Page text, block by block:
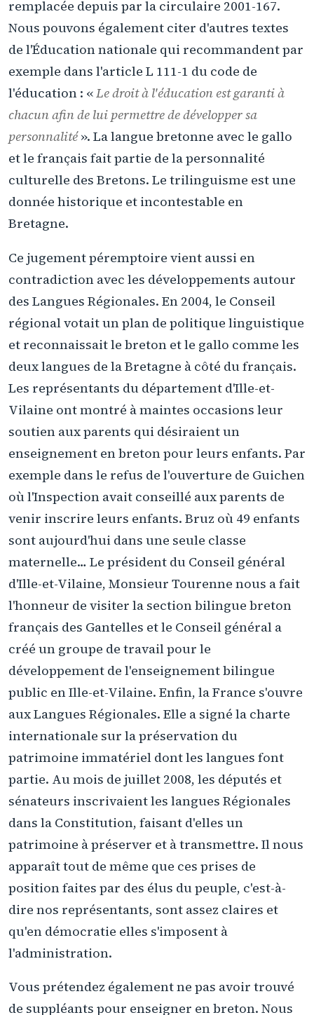
remplacée depuis par la circulaire 2001-167.
Nous pouvons également citer d'autres textes
de l'Éducation nationale qui recommandent par
exemple dans l'article L 111-1 du code de
l'éducation : «Le droit à l'éducation est garanti à
chacun afin de lui permettre de développer sa
personnalité». La langue bretonne avec le gallo
et le français fait partie de la personnalité
culturelle des Bretons. Le trilinguisme est une
donnée historique et incontestable en
Bretagne.
Ce jugement péremptoire vient aussi en
contradiction avec les développements autour
des Langues Régionales. En 2004, le Conseil
régional votait un plan de politique linguistique
et reconnaissait le breton et le gallo comme les
deux langues de la Bretagne à côté du français.
Les représentants du département d'Ille-et-
Vilaine ont montré à maintes occasions leur
soutien aux parents qui désiraient un
enseignement en breton pour leurs enfants. Par
exemple dans le refus de l'ouverture de Guichen
où l'Inspection avait conseillé aux parents de
venir inscrire leurs enfants. Bruz où 49 enfants
sont aujourd'hui dans une seule classe
maternelle… Le président du Conseil général
d'Ille-et-Vilaine, Monsieur Tourenne nous a fait
l'honneur de visiter la section bilingue breton
français des Gantelles et le Conseil général a
créé un groupe de travail pour le
développement de l'enseignement bilingue
public en Ille-et-Vilaine. Enfin, la France s'ouvre
aux Langues Régionales. Elle a signé la charte
internationale sur la préservation du
patrimoine immatériel dont les langues font
partie. Au mois de juillet 2008, les députés et
sénateurs inscrivaient les langues Régionales
dans la Constitution, faisant d'elles un
patrimoine à préserver et à transmettre. Il nous
apparaît tout de même que ces prises de
position faites par des élus du peuple, c'est-à-
dire nos représentants, sont assez claires et
qu'en démocratie elles s'imposent à
l'administration.
Vous prétendez également ne pas avoir trouvé
de suppléants pour enseigner en breton. Nous